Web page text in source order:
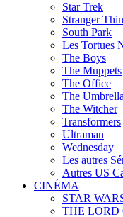
Star Trek
Stranger
South Park
Les Tortues
The Boys
The Muppets
The Office
The
The Witcher
Transformers
Ultraman
Wednesday
Les autres
Autres US
CINÉMA
STAR
THE LORD